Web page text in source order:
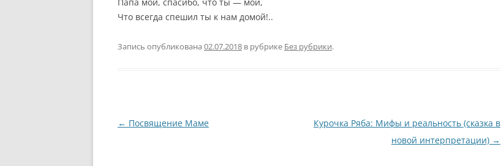
Что всегда спешил ты к нам домой!..
Запись опубликована 02.07.2018 в рубрике Без рубрики.
Навигация
← Посвящение Маме
Курочка Ряба: Мифы и реальность (сказка в
новой интерпретации) →